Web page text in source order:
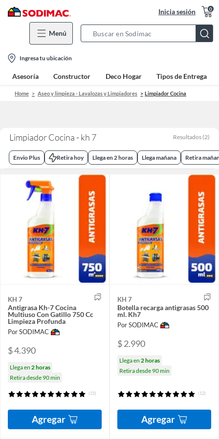
Inicia sesión 0
Menú
Bar
location-
icon
Ingresa tu ubicación
Asesoría Constructor Deco Hogar Tipos de Entrega
Home Aseo y limpieza - Lavalozas y Limpiadores Limpiador Cocina
Limpiador Cocina - kh 7 Resultados (2)
Envio Plus Retira hoy Llega en 2 horas Llega mañana Retira
KH 7
Antigrasa Kh-7 Cocina
Multiuso Con Gatillo 750 Cc
Limpieza Profunda
Por SODIMAC
$ 4.390
Llega en 2 horas
Retira desde 90 min
(15)
Agregar
KH 7
Botella recarga antigrasas 500
ml. Kh7
Por SODIMAC
$ 2.990
Llega en 2 horas
Retira desde 90 min
(12)
Agregar